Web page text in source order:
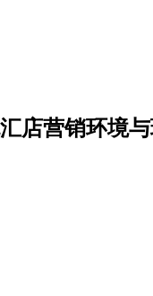
店营销环境